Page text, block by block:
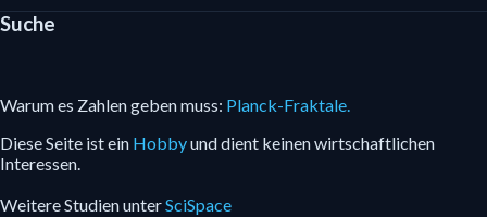
Suche
Warum es Zahlen geben muss: Planck-Fraktale.
Diese Seite ist ein Hobbyund dient keinen wirtschaftlichen
Interessen.
Weitere Studien unterSciSpace